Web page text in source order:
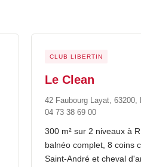
CLUB LIBERTIN
Le Clean
42 Faubourg Layat, 63200,
04 73 38 69 00
300 m² sur 2 niveaux à
balnéo complet, 8 coins
Saint-André et cheval